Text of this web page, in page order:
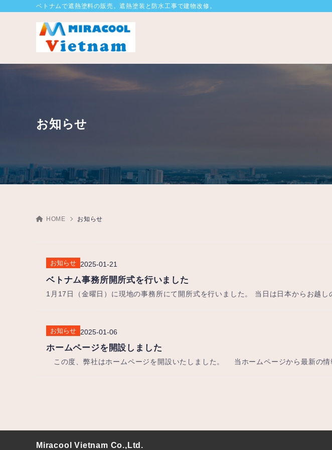
ベトナムで遮熱塗料の販売。遮熱塗装と防水工事で建物改修。
お知らせ
HOME お知らせ
お知らせ 2025-01-21
ベトナム事務所開所式を行いました
1月17日（金曜日）に現地の事務所にて開所式を行いました。 当日は日本からお越し
お知らせ 2025-01-06
ホームページを開設しました
この度、弊社はホームページを開設いたしました。 当ホームページから最新の情
Miracool Vietnam Co.,Ltd.